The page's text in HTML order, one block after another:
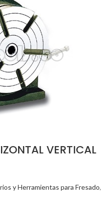
VERTICAL
y Herramientas para Fresado,